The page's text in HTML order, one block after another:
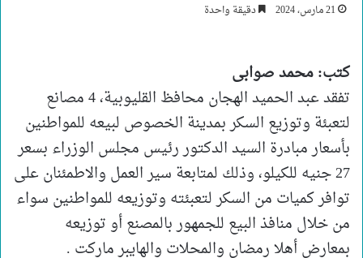
21 مارس، 2024 دقيقة واحدة
كتب: محمد صوابى
تفقد عبد الحميد الهجان محافظ القليوبية، 4 مصانع
لتعبئة وتوزيع السكر بمدينة الخصوص لبيعه للمواطنين
بأسعار مبادرة السيد الدكتور رئيس مجلس الوزراء بسعر
27 جنيه للكيلو، وذلك لمتابعة سير العمل والاطمئنان على
توافر كميات من السكر لتعبئته وتوزيعه للمواطنين سواء
من خلال منافذ البيع للجمهور بالمصنع أو توزيعه
بمعارض أهلا رمضان والمحلات والهايبر ماركت .